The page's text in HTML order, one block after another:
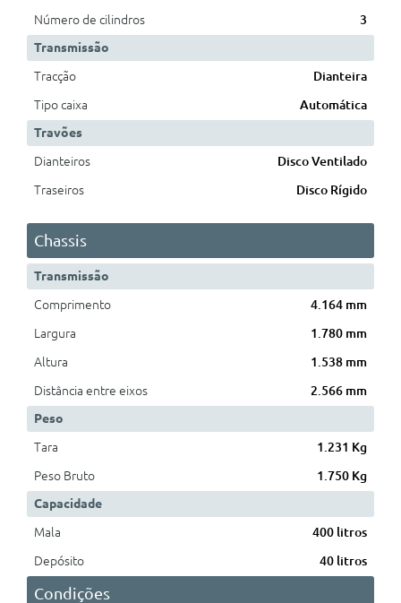
Número de cilindros
3
Transmissão
Tracção
Dianteira
Tipo caixa
Automática
Travões
Dianteiros
Disco Ventilado
Traseiros
Disco Rígido
Chassis
Transmissão
Comprimento
4.164 mm
Largura
1.780 mm
Altura
1.538 mm
Distância entre eixos
2.566 mm
Peso
Tara
1.231 Kg
Peso Bruto
1.750 Kg
Capacidade
Mala
400 litros
Depósito
40 litros
Condições